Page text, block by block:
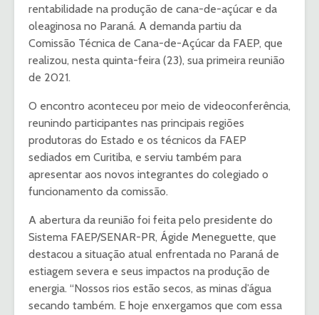
rentabilidade na produção de cana-de-açúcar e da
oleaginosa no Paraná. A demanda partiu da
Comissão Técnica de Cana-de-Açúcar da FAEP, que
realizou, nesta quinta-feira (23), sua primeira reunião
de 2021.
O encontro aconteceu por meio de videoconferência,
reunindo participantes nas principais regiões
produtoras do Estado e os técnicos da FAEP
sediados em Curitiba, e serviu também para
apresentar aos novos integrantes do colegiado o
funcionamento da comissão.
A abertura da reunião foi feita pelo presidente do
Sistema FAEP/SENAR-PR, Ágide Meneguette, que
destacou a situação atual enfrentada no Paraná de
estiagem severa e seus impactos na produção de
energia. “Nossos rios estão secos, as minas d’água
secando também. E hoje enxergamos que com essa